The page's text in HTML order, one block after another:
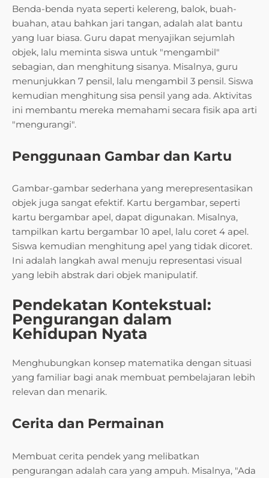
Benda-benda nyata seperti kelereng, balok, buah-
buahan, atau bahkan jari tangan, adalah alat bantu
yang luar biasa. Guru dapat menyajikan sejumlah
objek, lalu meminta siswa untuk "mengambil"
sebagian, dan menghitung sisanya. Misalnya, guru
menunjukkan 7 pensil, lalu mengambil 3 pensil. Siswa
kemudian menghitung sisa pensil yang ada. Aktivitas
ini membantu mereka memahami secara fisik apa arti
"mengurangi".
Penggunaan Gambar dan Kartu
Gambar-gambar sederhana yang merepresentasikan
objek juga sangat efektif. Kartu bergambar, seperti
kartu bergambar apel, dapat digunakan. Misalnya,
tampilkan kartu bergambar 10 apel, lalu coret 4 apel.
Siswa kemudian menghitung apel yang tidak dicoret.
Ini adalah langkah awal menuju representasi visual
yang lebih abstrak dari objek manipulatif.
Pendekatan Kontekstual:
Pengurangan dalam
Kehidupan Nyata
Menghubungkan konsep matematika dengan situasi
yang familiar bagi anak membuat pembelajaran lebih
relevan dan menarik.
Cerita dan Permainan
Membuat cerita pendek yang melibatkan
pengurangan adalah cara yang ampuh. Misalnya, "Ada